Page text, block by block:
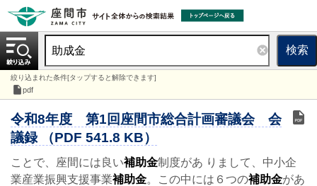
検索
絞り込まれた条件[タップすると解除できます]
pdf
令和8年度 第1回座間市総合計画審議会 会
議録 （PDF 541.8 KB）
ことで、座間には良い補助金制度があ りまして、中小企
業産業振興支援事業補助金。この中には６つの補助金があ